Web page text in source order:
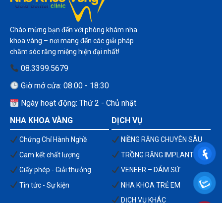
Chào mừng bạn đến với phòng khám nha
khoa vàng – nơi mang đến các giải pháp
chăm sóc răng miệng hiện đại nhất!
08.3399.5679
Giờ mở cửa: 08:00 - 18:30
Ngày hoạt động: Thứ 2 - Chủ nhật
NHA KHOA VÀNG
Chứng Chỉ Hành Nghề
Cam kết chất lượng
Giấy phép - Giải thưởng
Tin tức - Sự kiện
DỊCH VỤ
NIỀNG RĂNG CHUYÊN SÂU
TRỒNG RĂNG IMPLANT
VENEER – DÁM SỨ
NHA KHOA TRẺ EM
DỊCH VỤ KHÁC